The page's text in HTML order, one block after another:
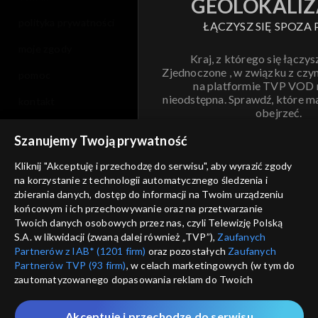
ŁĄCZYSZ SIĘ SPOZA
Kraj, z którego się
Zjednoczone , w związku z
na platformie TVP VOD
nieodstępna. Sprawdź, które
obejrzeć.
ANULUJ
informacje o dostawcy usług
Szanujemy Twoją prywatność
Kliknij "Akceptuję i przechodzę do serwisu", aby wyrazić zgody
na korzystanie z technologii automatycznego śledzenia i
zbierania danych, dostęp do informacji na Twoim urządzeniu
końcowym i ich przechowywanie oraz na przetwarzanie
Twoich danych osobowych przez nas, czyli Telewizję Polską
S.A. w likwidacji (zwaną dalej również „TVP”), Zaufanych
Partnerów z IAB* (1201 firm) oraz pozostałych Zaufanych
Partnerów TVP (93 firm), w celach marketingowych (w tym do
zautomatyzowanego dopasowania reklam do Twoich
które wskazujemy poniżej, a także zgody na udostępnianie